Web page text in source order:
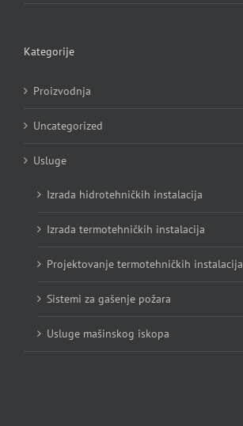
Kategorije
Proizvodnja
Uncategorized
Usluge
Izrada hidrotehničkih instalacija
Izrada termotehničkih instalacija
Projektovanje termotehničkih instalacija
Sistemi za gašenje požara
Usluge mašinskog iskopa